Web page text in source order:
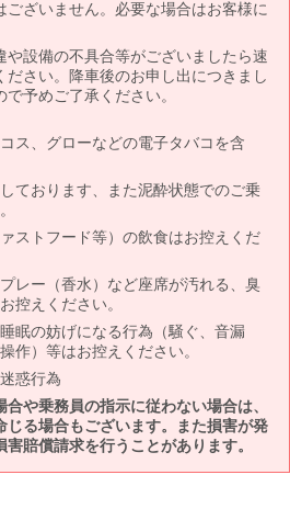
ざいません。必要な場合はお客様に
や設備の不具合等がございましたら速
さい。降車後のお申し出につきまし
予めご了承ください。
ス、グローなどの電子タバコを含
ております、また泥酔状態でのご乗
ストフード等）の飲食はお控えくだ
レー（香水）など座席が汚れる、臭
控えください。
眠の妨げになる行為（騒ぐ、音漏
作）等はお控えください。
惑行為
合や乗務員の指示に従わない場合は、
じる場合もございます。また損害が発
賠償請求を行うことがあります。